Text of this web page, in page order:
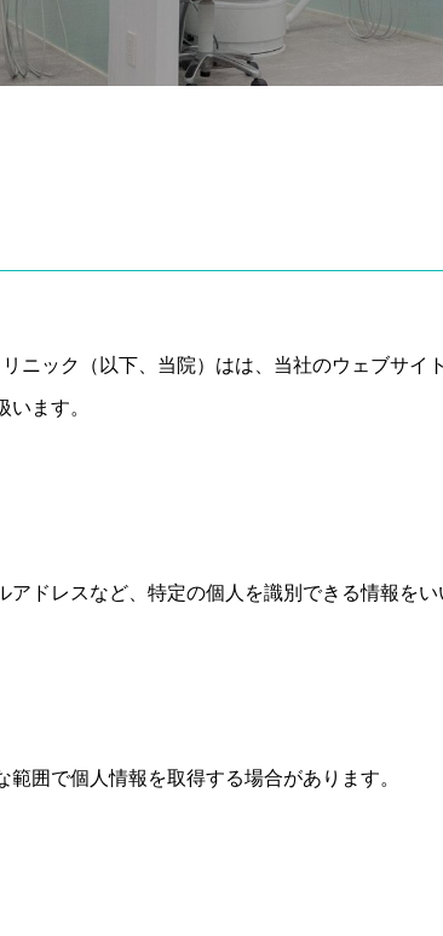
ニック（以下、当院）はは、当社のウェブサイ
ます。
アドレスなど、特定の個人を識別できる情報を
囲で個人情報を取得する場合があります。